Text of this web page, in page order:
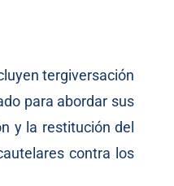
tergiversación
para abordar sus
y la restitución del
contra los